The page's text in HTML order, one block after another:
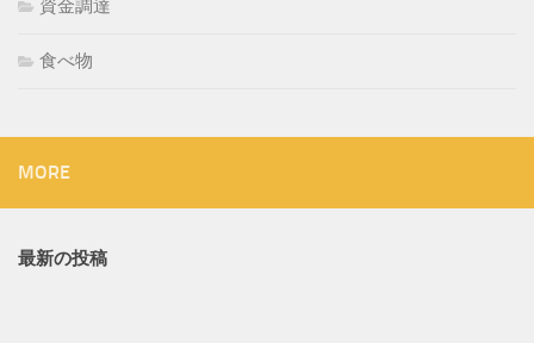
資金調達
食べ物
MORE
最新の投稿